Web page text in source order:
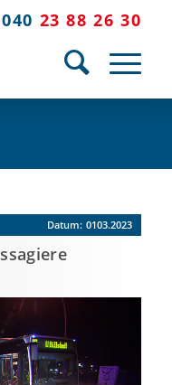
040 23 88 26 30
Datum: 0103.2023